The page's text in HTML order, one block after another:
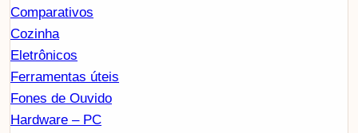
Comparativos
Cozinha
Eletrônicos
Ferramentas úteis
Fones de Ouvido
Hardware – PC